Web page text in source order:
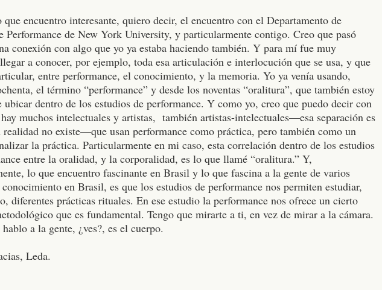
que encuentro interesante, quiero decir, el encuentro con el Departamento de
Performance de New York University, y particularmente contigo. Creo que pasó
conexión con algo que yo ya estaba haciendo también. Y para mí fue muy
a conocer, por ejemplo, toda esa articulación e interlocución que se usa, y que
entre performance, el conocimiento, y la memoria. Yo ya venía usando,
el término “performance” y desde los noventas “oralitura”, que también estoy
ubicar dentro de los estudios de performance. Y como yo, creo que puedo decir con
muchos intelectuales y artistas, también artistas-intelectuales—esa separación es
realidad no existe—que usan performance como práctica, pero también como un
la práctica. Particularmente en mi caso, esta correlación dentro de los estudios
entre la oralidad, y la corporalidad, es lo que llamé “oralitura.” Y,
lo que encuentro fascinante en Brasil y lo que fascina a la gente de varios
en Brasil, es que los estudios de performance nos permiten estudiar,
diferentes prácticas rituales. En ese estudio la performance nos ofrece un cierto
que es fundamental. Tengo que mirarte a ti, en vez de mirar a la cámara.
a la gente, ¿ves?, es el cuerpo.
Leda.